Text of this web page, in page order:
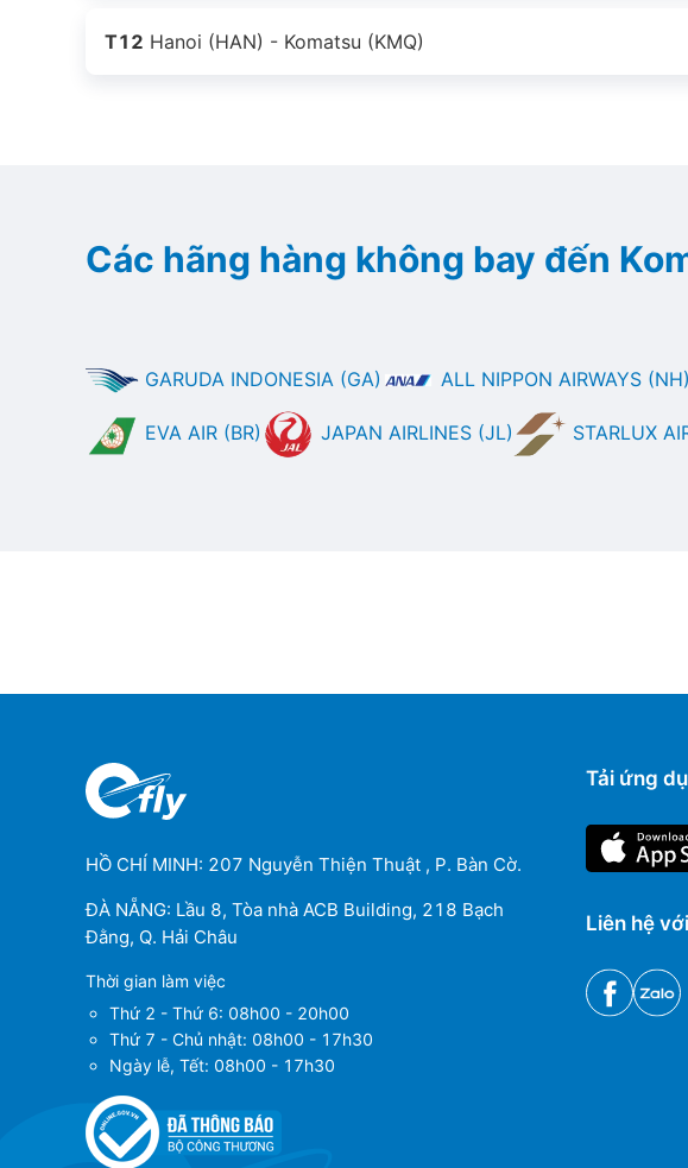
T12 Hanoi (HAN) - Komatsu (KMQ)
Các hãng hàng không bay đến
GARUDA INDONESIA (GA) ALL NIPPON AIRWAYS (NH)
EVA AIR (BR) JAPAN AIRLINES (JL) STARLUX
HỒ CHÍ MINH: 207 Nguyễn Thiện Thuật , P. Bàn Cờ.
ĐÀ NẴNG: Lầu 8, Tòa nhà ACB Building, 218 Bạch
Đằng, Q. Hải Châu
Thời gian làm việc
Thứ 2 - Thứ 6: 08h00 - 20h00
Thứ 7 - Chủ nhật: 08h00 - 17h30
Ngày lễ, Tết: 08h00 - 17h30
Tải ứng
Liên hệ